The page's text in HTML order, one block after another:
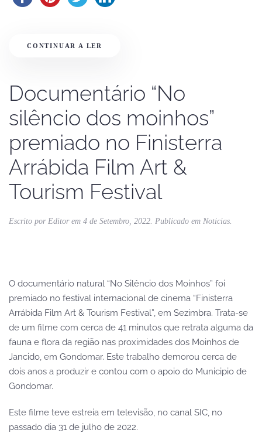
CONTINUAR A LER
Documentário “No
silêncio dos moinhos”
premiado no Finisterra
Arrábida Film Art &
Tourism Festival
Escrito por Editorem 4 de Setembro, 2022. Publicado em Noticias.
O documentário natural “No Silêncio dos Moinhos” foi
premiado no festival internacional de cinema “Finisterra
Arrábida Film Art & Tourism Festival”, em Sezimbra. Trata-se
de um filme com cerca de 41 minutos que retrata alguma da
fauna e flora da região nas proximidades dos Moinhos de
Jancido, em Gondomar. Este trabalho demorou cerca de
dois anos a produzir e contou com o apoio do Municipio de
Gondomar.
Este filme teve estreia em televisão, no canal SIC, no
passado dia 31 de julho de 2022.